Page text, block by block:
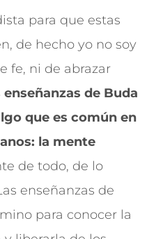
para que estas
de hecho yo no soy
fe, ni de abrazar
enseñanzas de Buda
que es común en
la mente
de todo, de lo
enseñanzas de
para conocer la